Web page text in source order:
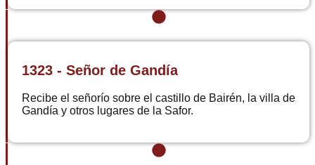
1323 - Señor de Gandía
Recibe el señorío sobre el castillo de Bairén, la villa de
Gandía y otros lugares de la Safor.